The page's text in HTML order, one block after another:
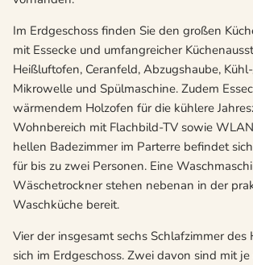
Im Erdgeschoss finden Sie den großen
mit Essecke und umfangreicher
Heißluftofen, Ceranfeld, Abzugshaube,
Mikrowelle und Spülmaschine. Zudem
wärmendem Holzofen für die kühlere
Wohnbereich mit Flachbild-TV sowie
hellen Badezimmer im Parterre befindet
für bis zu zwei Personen. Eine
Wäschetrockner stehen nebenan in der
Waschküche bereit.
Vier der insgesamt sechs Schlafzimmer des
sich im Erdgeschoss. Zwei davon sind mit je